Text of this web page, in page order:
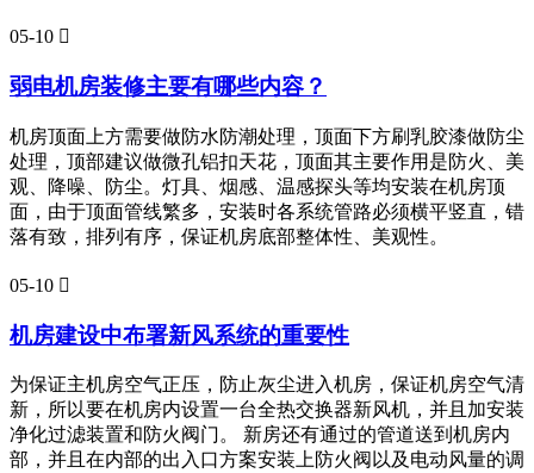
05-10 
弱电机房装修主要有哪些内容？
机房顶面上方需要做防水防潮处理，顶面下方刷乳胶漆做防尘
处理，顶部建议做微孔铝扣天花，顶面其主要作用是防火、美
观、降噪、防尘。灯具、烟感、温感探头等均安装在机房顶
面，由于顶面管线繁多，安装时各系统管路必须横平竖直，错
落有致，排列有序，保证机房底部整体性、美观性。
05-10 
机房建设中布署新风系统的重要性
为保证主机房空气正压，防止灰尘进入机房，保证机房空气清
新，所以要在机房内设置一台全热交换器新风机，并且加安装
净化过滤装置和防火阀门。 新房还有通过的管道送到机房内
部，并且在内部的出入口方案安装上防火阀以及电动风量的调